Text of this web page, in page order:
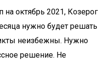
октябрь 2021, Козерог
нужно будет решать
неизбежны. Нужно
решение. Не